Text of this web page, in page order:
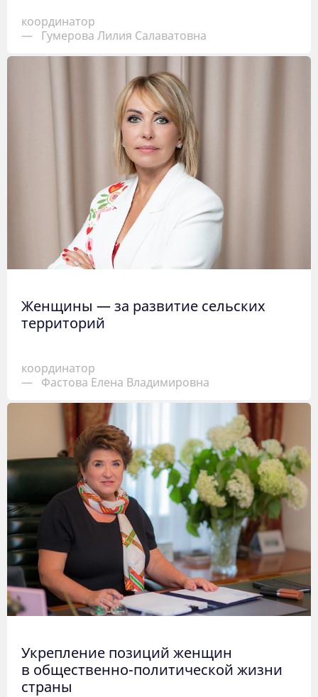
координатор
—
Гумерова Лилия Салаватовна
Женщины — за развитие сельских
территорий
координатор
—
Фастова Елена Владимировна
Укрепление позиций женщин
в общественно-политической жизни
страны